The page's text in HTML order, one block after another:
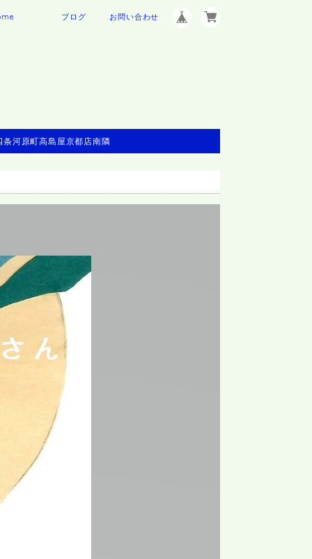
ブログ お問い合わせ
河原町高島屋京都店南隣